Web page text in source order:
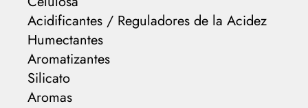
Acidificantes / Reguladores de la Acidez
Humectantes
Aromatizantes
Silicato
Aromas